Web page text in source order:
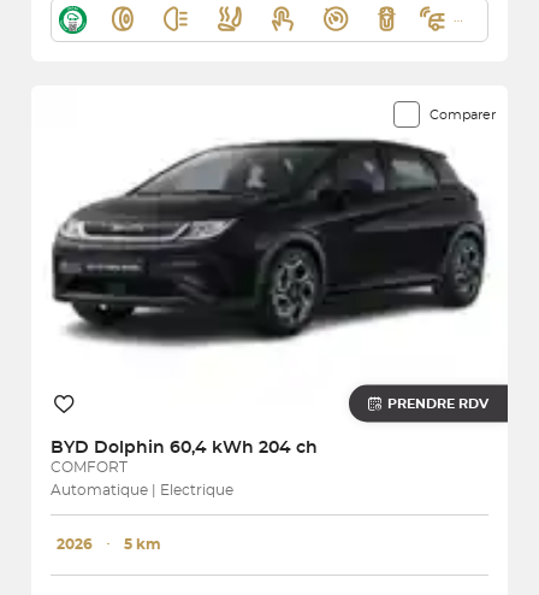
Comparer
PRENDRE RDV
BYD Dolphin 60,4 kWh 204 ch
COMFORT
Automatique | Electrique
2026 ･ 5 km